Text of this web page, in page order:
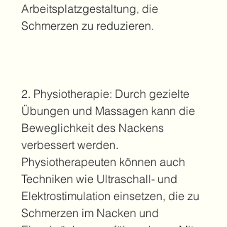
Arbeitsplatzgestaltung, die
Schmerzen zu reduzieren.
2. Physiotherapie: Durch gezielte
Übungen und Massagen kann die
Beweglichkeit des Nackens
verbessert werden.
Physiotherapeuten können auch
Techniken wie Ultraschall- und
Elektrostimulation einsetzen, die zu
Schmerzen im Nacken und